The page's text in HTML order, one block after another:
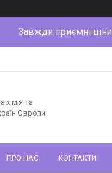
Завжди приємні ціни
хімія та
Європи
ПРО НАС КОНТАКТИ